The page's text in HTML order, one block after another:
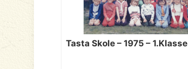
Tasta Skole – 1975 – 1.Klasse